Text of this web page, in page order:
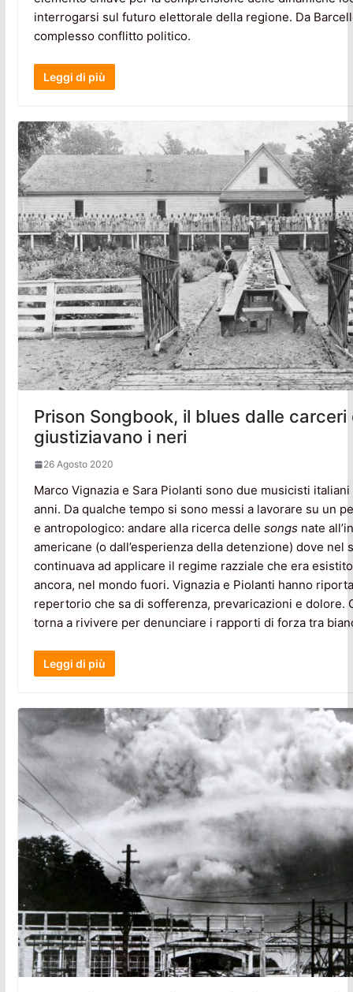
interrogarsi sul futuro elettorale della regione. Da
complesso conflitto politico.
Leggi di più
Prison Songbook, il blues dalle carceri
giustiziavano i neri
26 Agosto 2020
Marco Vignazia e Sara Piolanti sono due musicisti
anni. Da qualche tempo si sono messi a lavorare su un
e antropologico: andare alla ricerca delle songsnate
americane (o dall’esperienza della detenzione) dove nel
continuava ad applicare il regime razziale che era
ancora, nel mondo fuori. Vignazia e Piolanti hanno
repertorio che sa di sofferenza, prevaricazioni e dolore.
torna a rivivere per denunciare i rapporti di forza tra
Leggi di più